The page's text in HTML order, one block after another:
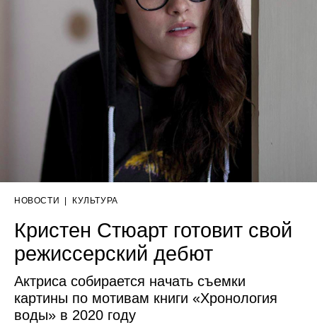
НОВОСТИ | КУЛЬТУРА
Кристен Стюарт готовит свой
режиссерский дебют
Актриса собирается начать съемки
картины по мотивам книги «Хронология
воды» в 2020 году